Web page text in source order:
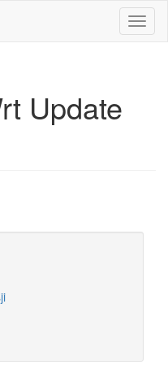
Update